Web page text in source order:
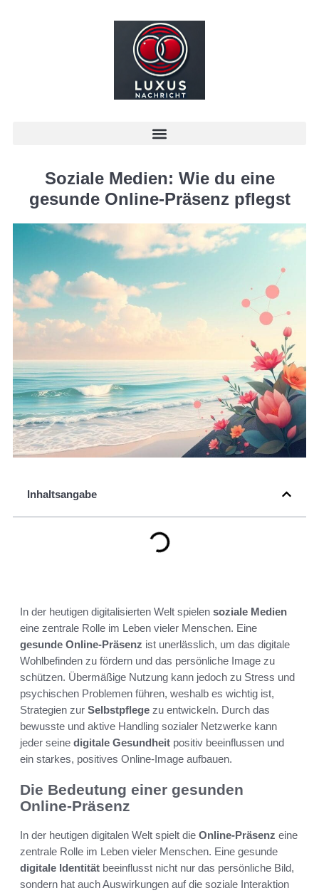
Soziale Medien: Wie du eine
gesunde Online-Präsenz pflegst
Inhaltsangabe
In der heutigen digitalisierten Welt spielen soziale Medien
eine zentrale Rolle im Leben vieler Menschen. Eine
gesunde Online-Präsenz ist unerlässlich, um das digitale
Wohlbefinden zu fördern und das persönliche Image zu
schützen. Übermäßige Nutzung kann jedoch zu Stress und
psychischen Problemen führen, weshalb es wichtig ist,
Strategien zur Selbstpflege zu entwickeln. Durch das
bewusste und aktive Handling sozialer Netzwerke kann
jeder seine digitale Gesundheit positiv beeinflussen und
ein starkes, positives Online-Image aufbauen.
Die Bedeutung einer gesunden
Online-Präsenz
In der heutigen digitalen Welt spielt die Online-Präsenz eine
zentrale Rolle im Leben vieler Menschen. Eine gesunde
digitale Identität beeinflusst nicht nur das persönliche Bild,
sondern hat auch Auswirkungen auf die soziale Interaktion